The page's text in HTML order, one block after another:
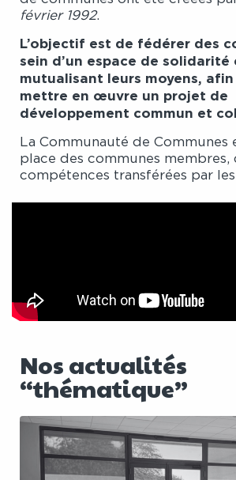
février 1992.
L’objectif est de fédérer des
sein d’un espace de solidarité
mutualisant leurs moyens,
mettre en œuvre un projet de
développement commun et
La Communauté de Communes
place des communes membres,
compétences transférées par
Nos actualités
“thématique”